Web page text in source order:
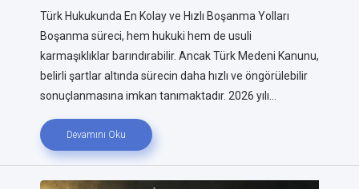
Türk Hukukunda En Kolay ve Hızlı Boşanma Yolları
Boşanma süreci, hem hukuki hem de usuli
karmaşıklıklar barındırabilir. Ancak Türk Medeni Kanunu,
belirli şartlar altında sürecin daha hızlı ve öngörülebilir
sonuçlanmasına imkan tanımaktadır. 2026 yılı...
Devamını Oku